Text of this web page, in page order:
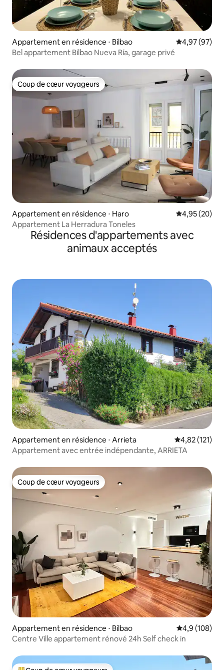
Appartement en résidence ⋅ Bilbao Évaluation
4,97 (97)
Bel appartement Bilbao Nueva Ría, garage privé
Coup de cœur voyageurs
Coup de cœur voyageurs
Appartement en résidence ⋅ Haro Évaluation
4,95 (20)
Appartement La Herradura Toneles
Résidences d'appartements avec
animaux acceptés
Appartement en résidence ⋅ Arrieta Évaluation
4,82 (121)
Appartement avec entrée indépendante, ARRIETA
Coup de cœur voyageurs
Coup de cœur voyageurs
Appartement en résidence ⋅ Bilbao Évaluation
4,9 (108)
Centre Ville appartement rénové 24h Self check in